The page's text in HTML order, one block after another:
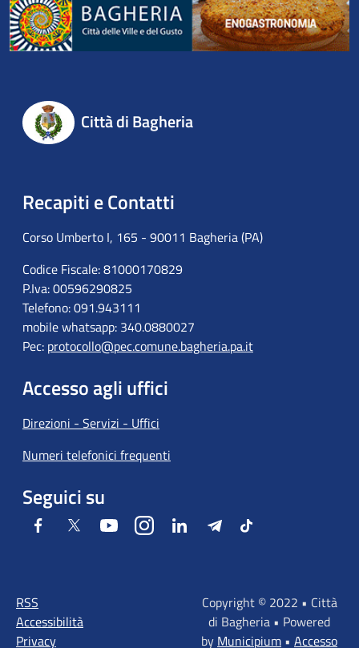
Città di Bagheria
Recapiti e Contatti
Corso Umberto I, 165 - 90011 Bagheria (PA)
Codice Fiscale: 81000170829
P.Iva: 00596290825
Telefono: 091.943111
mobile whatsapp: 340.0880027
Pec: protocollo@pec.comune.bagheria.pa.it
Accesso agli uffici
Direzioni - Servizi - Uffici
Numeri telefonici frequenti
Seguici su
Facebook Twitter YoutubeInstagramLinkedIn TelegramTiktok
RSS
Accessibilità
Privacy
Copyright © 2022 • Città
di Bagheria • Powered
by Municipium • Accesso